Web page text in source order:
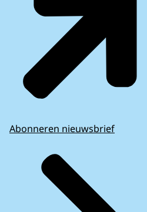
Dijk en Waard
Dinkelland
Doesburg
Doetinchem
Drechterland
Duiven
Abonneren nieuwsbrief